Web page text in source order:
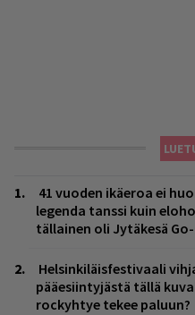
41 vuoden ikäeroa ei
legenda tanssi kuin
tällainen oli Jytäkesä
Helsinkiläisfestivaali
pääesiintyjästä tällä
rockyhtye tekee paluun?